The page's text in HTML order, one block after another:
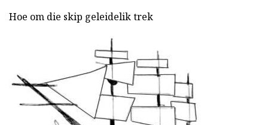
Hoe om die skip geleidelik trek